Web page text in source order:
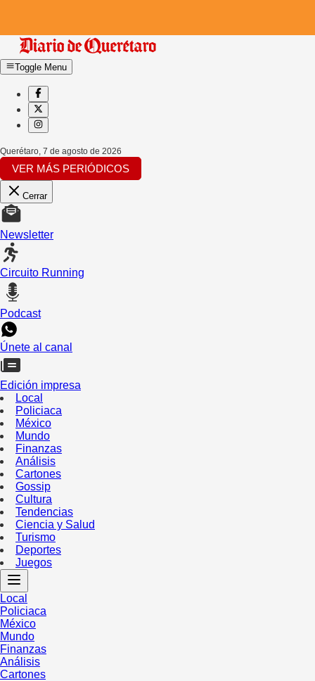
Toggle Menu
Querétaro, 7 de agosto de 2026
VER MÁS PERIÓDICOS
Cerrar
Newsletter
Circuito Running
Podcast
Únete al canal
Edición impresa
Local
Policiaca
México
Mundo
Finanzas
Análisis
Cartones
Gossip
Cultura
Tendencias
Ciencia y Salud
Turismo
Deportes
Juegos
Local
Policiaca
México
Mundo
Finanzas
Análisis
Cartones